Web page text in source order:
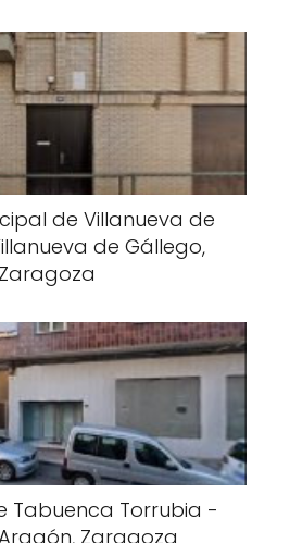
de Villanueva de
de Gállego,
Zaragoza
Tabuenca Torrubia -
Zaragoza